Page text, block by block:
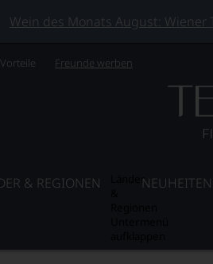
Wein des Monats August: Wiener
Vorteile Freunde werben
& REGIONEN
LänderNEUHEITEN